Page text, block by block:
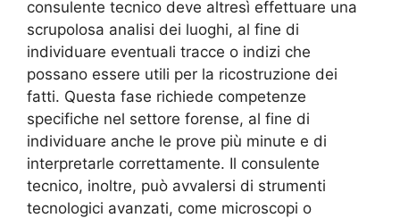
consulente tecnico deve altresì effettuare una
scrupolosa analisi dei luoghi, al fine di
individuare eventuali tracce o indizi che
possano essere utili per la ricostruzione dei
fatti. Questa fase richiede competenze
specifiche nel settore forense, al fine di
individuare anche le prove più minute e di
interpretarle correttamente. Il consulente
tecnico, inoltre, può avvalersi di strumenti
tecnologici avanzati, come microscopi o